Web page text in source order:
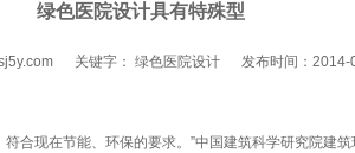
绿色医院设计具有特殊型
关键字： 绿色医院设计 发布时间：2014-
合现在节能、环保的要求。”中国建筑科学研究院建